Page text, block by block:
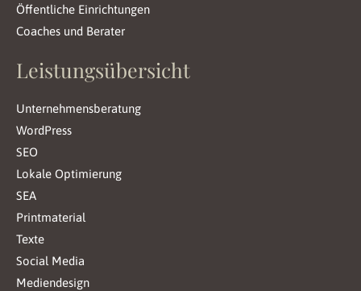
Öffentliche Einrichtungen
Coaches und Berater
Leistungsübersicht
Unternehmensberatung
WordPress
SEO
Lokale Optimierung
SEA
Printmaterial
Texte
Social Media
Mediendesign